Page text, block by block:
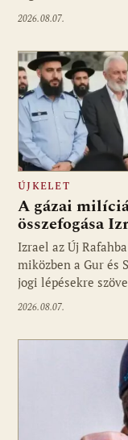
2026.08.07.
ÚJKELET
A gázai
összefogása
Izrael az Új
miközben a Gur és
jogi lépésekre
2026.08.07.